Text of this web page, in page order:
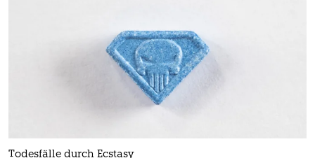
Todesfälle durch Ecstasy